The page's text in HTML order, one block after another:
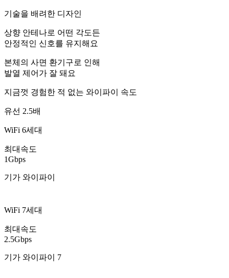
기술을 배려한 디자인
상향 안테나로 어떤 각도든
안정적인 신호를 유지해요
본체의 사면 환기구로 인해
발열 제어가 잘 돼요
지금껏 경험한 적 없는 와이파이 속도
유선 2.5배
WiFi 6세대
최대속도
1Gbps
기가 와이파이
WiFi 7세대
최대속도
2.5Gbps
기가 와이파이 7